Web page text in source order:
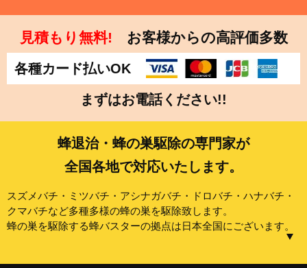
見積もり無料! お客様からの高評価多数
各種カード払いOK
まずはお電話ください!!
蜂退治・蜂の巣駆除の専門家が
全国各地で対応いたします。
スズメバチ・ミツバチ・アシナガバチ・ドロバチ・ハナバチ・
クマバチなど多種多様の蜂の巣を駆除致します。
蜂の巣を駆除する蜂バスターの拠点は日本全国にございます。
【東京都】中央区、港区、新宿区、文京区、台東区、墨田